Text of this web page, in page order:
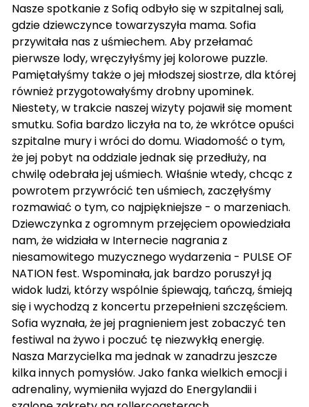
Nasze spotkanie z Sofią odbyło się w szpitalnej sali,
gdzie dziewczynce towarzyszyła mama. Sofia
przywitała nas z uśmiechem. Aby przełamać
pierwsze lody, wręczyłyśmy jej kolorowe puzzle.
Pamiętałyśmy także o jej młodszej siostrze, dla której
również przygotowałyśmy drobny upominek.
Niestety, w trakcie naszej wizyty pojawił się moment
smutku. Sofia bardzo liczyła na to, że wkrótce opuści
szpitalne mury i wróci do domu. Wiadomość o tym,
że jej pobyt na oddziale jednak się przedłuży, na
chwilę odebrała jej uśmiech. Właśnie wtedy, chcąc z
powrotem przywrócić ten uśmiech, zaczęłyśmy
rozmawiać o tym, co najpiękniejsze - o marzeniach.
Dziewczynka z ogromnym przejęciem opowiedziała
nam, że widziała w Internecie nagrania z
niesamowitego muzycznego wydarzenia - PULSE OF
NATION fest. Wspominała, jak bardzo poruszył ją
widok ludzi, którzy wspólnie śpiewają, tańczą, śmieją
się i wychodzą z koncertu przepełnieni szczęściem.
Sofia wyznała, że jej pragnieniem jest zobaczyć ten
festiwal na żywo i poczuć tę niezwykłą energię.
Nasza Marzycielka ma jednak w zanadrzu jeszcze
kilka innych pomysłów. Jako fanka wielkich emocji i
adrenaliny, wymieniła wyjazd do Energylandii i